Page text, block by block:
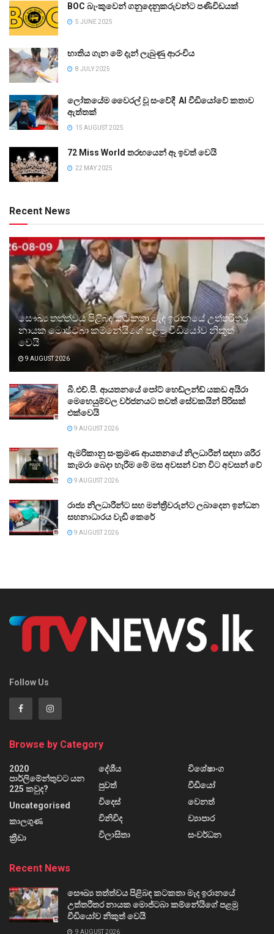
BOC බැංකුවෙන් ගනුදෙනුකරුවන්ට පණිවිඩයක්
5 JUNE 2025
භාතිය ගැන මේ දැන් ලැබුණු ආරංචිය
8 JULY 2025
ලෝකයේම වෛරල් වූ සංවේදී AI වීඩියෝවේ කතාව
ඇත්තක්
15 AUGUST 2025
72 Miss World තරඟයෙන් ඈ ඉවත් වෙයි
22 MAY 2025
Recent News
සෞඛ්‍ය තත්ත්වය පිළිබඳ කටකතා මැද ඉරානයේ උත්තරීතර
නායක මොජ්ටබා කම්නේයිගේ පළමු වීඩියෝව නිකුත්
වෙයි
9 AUGUST 2026
බී.එච්.පී. ආයතනයේ පෝට් හෙඩ්ලන්ඩ් යකඩ අයිරා
මෙහෙයුම්වල වර්ජනයට තවත් සේවකයින් පිරිසක්
එක්වෙයි
9 AUGUST 2026
ඇමරිකානු සංක්‍රමණ ආයතනයේ නිලධාරීන් සඳහා ශරීර
කැමරා බෙදා හැරීම මේ මස අවසන් වන විට අවසන් වේ
9 AUGUST 2026
රාජ්‍ය නිලධාරීන්ට සහ මන්ත්‍රීවරුන්ට ලබාදෙන ඉන්ධන
සහනාධාරය වැඩි කෙරේ
9 AUGUST 2026
Follow Us
Browse by Category
2020
පාර්ලිමේන්තුවට යන
225 කවුද?
Uncategorised
කාලගුණ
ක්‍රීඩා
දේශීය
පුවත්
විදෙස්
විනිවිද
විලාසිතා
විශේෂාංග
වීඩියෝ
වෙනත්
ව්‍යාපාර
සංවර්ධන
Recent News
සෞඛ්‍ය තත්ත්වය පිළිබඳ කටකතා මැද ඉරානයේ
උත්තරීතර නායක මොජ්ටබා කම්නේයිගේ පළමු
වීඩියෝව නිකුත් වෙයි
9 AUGUST 2026